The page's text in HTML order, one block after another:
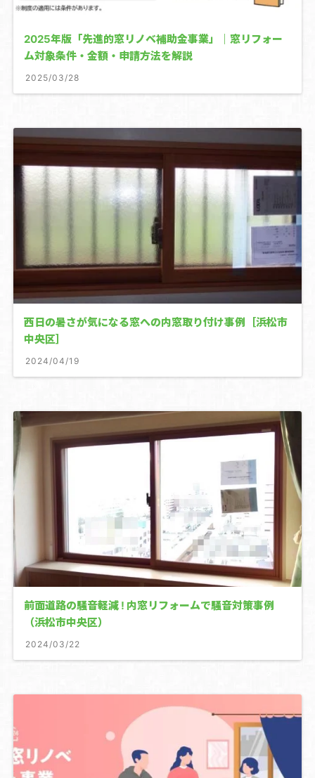
2025年版「先進的窓リノベ補助金事業」｜窓リフォー
ム対象条件・金額・申請方法を解説
2025/03/28
西日の暑さが気になる窓への内窓取り付け事例［浜松市
中央区］
2024/04/19
前面道路の騒音軽減 ! 内窓リフォームで騒音対策事例
（浜松市中央区）
2024/03/22